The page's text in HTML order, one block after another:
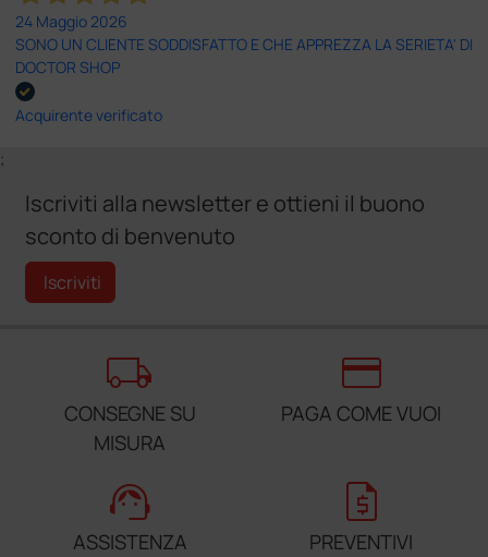
24 Maggio 2026
SONO UN CLIENTE SODDISFATTO E CHE APPREZZA LA SERIETA' DI
DOCTOR SHOP
Acquirente verificato
;
Iscriviti alla newsletter e ottieni il buono
sconto di benvenuto
Iscriviti
local_shipping
CONSEGNE SU
MISURA
credit_card
PAGA COME VUOI
support_agent
ASSISTENZA
request_quote
PREVENTIVI